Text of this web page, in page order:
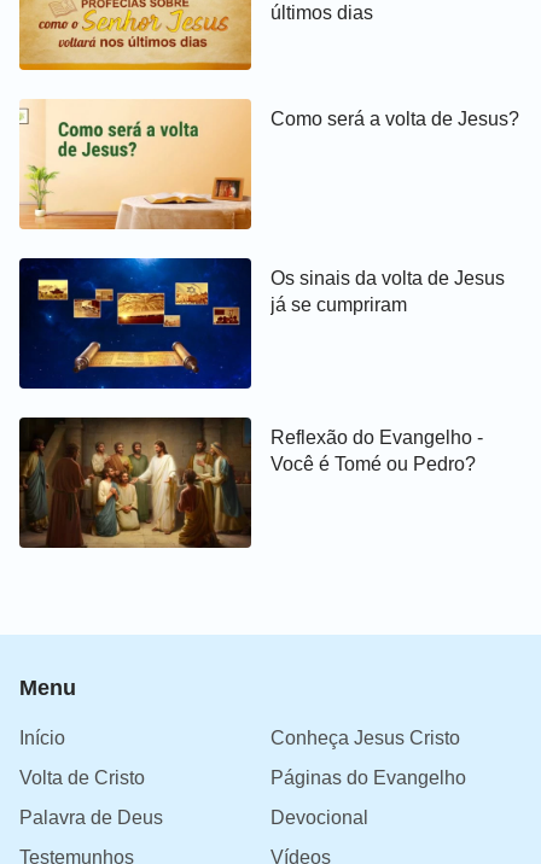
últimos dias
Como será a volta de Jesus?
Os sinais da volta de Jesus
já se cumpriram
Reflexão do Evangelho -
Você é Tomé ou Pedro?
Menu
Início
Conheça Jesus Cristo
Volta de Cristo
Páginas do Evangelho
Palavra de Deus
Devocional
Testemunhos
Vídeos